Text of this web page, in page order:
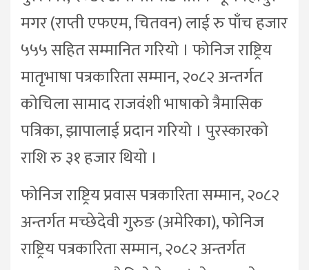
मगर (राप्ती एफएम, चितवन) लाई रु पाँच हजार
५५५ सहित सम्मानित गरियो । फोनिज राष्ट्रिय
मातृभाषा पत्रकारिता सम्मान, २०८२ अन्तर्गत
कोचिला सामाद राजवंशी भाषाको त्रैमासिक
पत्रिका, झापालाई प्रदान गरियो । पुरस्कारको
राशि रु ३१ हजार थियो ।
फोनिज राष्ट्रिय प्रवास पत्रकारिता सम्मान, २०८२
अन्तर्गत मच्छेदेवी गुरुङ (अमेरिका), फोनिज
राष्ट्रिय पत्रकारिता सम्मान, २०८२ अन्तर्गत